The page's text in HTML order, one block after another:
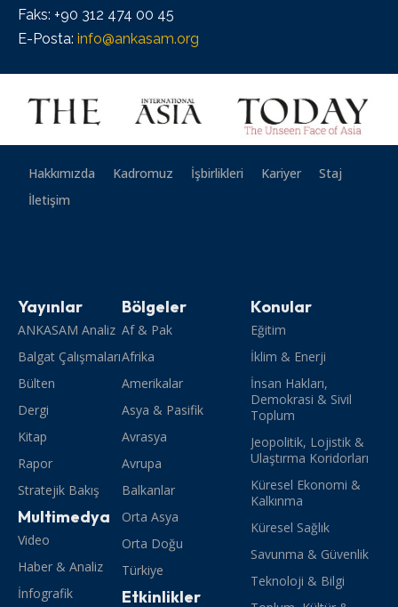
Faks: +90 312 474 00 45
E-Posta: info@ankasam.org
Hakkımızda Kadromuz İşbirlikleri Kariyer
Staj
İletişim
Yayınlar
ANKASAM Analiz
Balgat Çalışmaları
Bülten
Dergi
Kitap
Rapor
Stratejik Bakış
Multimedya
Video
Haber & Analiz
İnfografik
Bölgeler
Af & Pak
Afrika
Amerikalar
Asya & Pasifik
Avrasya
Avrupa
Balkanlar
Orta Asya
Orta Doğu
Türkiye
Etkinlikler
Konular
Eğitim
İklim & Enerji
İnsan Hakları,
Demokrasi & Sivil
Toplum
Jeopolitik, Lojistik &
Ulaştırma Koridorları
Küresel Ekonomi &
Kalkınma
Küresel Sağlık
Savunma & Güvenlik
Teknoloji & Bilgi